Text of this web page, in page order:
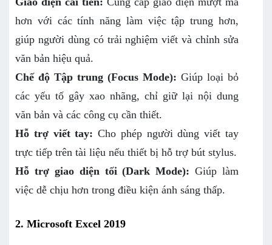
hơn với các tính năng làm việc tập trung hơn,
giúp người dùng có trải nghiệm viết và chỉnh sửa
văn bản hiệu quả.
Chế độ Tập trung (Focus Mode): Giúp loại bỏ
các yếu tố gây xao nhãng, chỉ giữ lại nội dung
văn bản và các công cụ cần thiết.
Hỗ trợ viết tay: Cho phép người dùng viết tay
trực tiếp trên tài liệu nếu thiết bị hỗ trợ bút stylus.
Hỗ trợ giao diện tối (Dark Mode): Giúp làm
việc dễ chịu hơn trong điều kiện ánh sáng thấp.
2. Microsoft Excel 2019